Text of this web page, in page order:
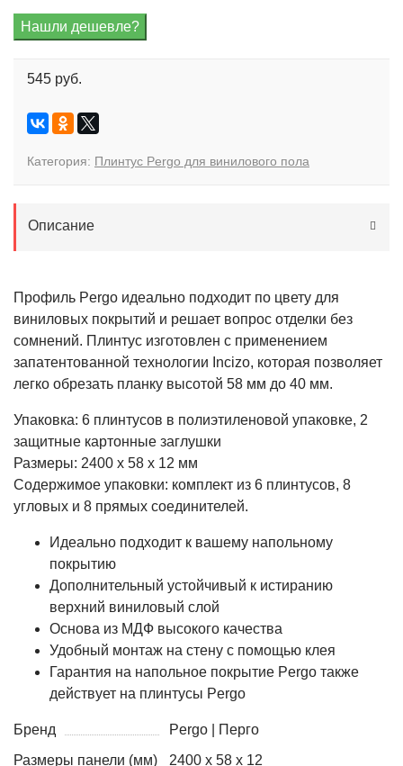
545 руб.
Категория: Плинтус Pergo для винилового пола
Описание
Профиль Pergo идеально подходит по цвету для
виниловых покрытий и решает вопрос отделки без
сомнений. Плинтус изготовлен с применением
запатентованной технологии Incizo, которая позволяет
легко обрезать планку высотой 58 мм до 40 мм.
Упаковка: 6 плинтусов в полиэтиленовой упаковке, 2
защитные картонные заглушки
Размеры: 2400 x 58 x 12 мм
Содержимое упаковки: комплект из 6 плинтусов, 8
угловых и 8 прямых соединителей.
Идеально подходит к вашему напольному
покрытию
Дополнительный устойчивый к истиранию
верхний виниловый слой
Основа из МДФ высокого качества
Удобный монтаж на стену с помощью клея
Гарантия на напольное покрытие Pergo также
действует на плинтусы Pergo
Бренд
Pergo | Перго
Размеры панели (мм)
2400 x 58 x 12